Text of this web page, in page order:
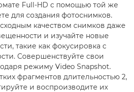
Full-HD с помощью той же
для создания фотоснимков.
качеством снимков даже
и изучайте новые
такие как фокусировка с
Совершенствуйте свои
режиму Video Snapshot.
фрагментов длительностью 2,
и воспроизводите их